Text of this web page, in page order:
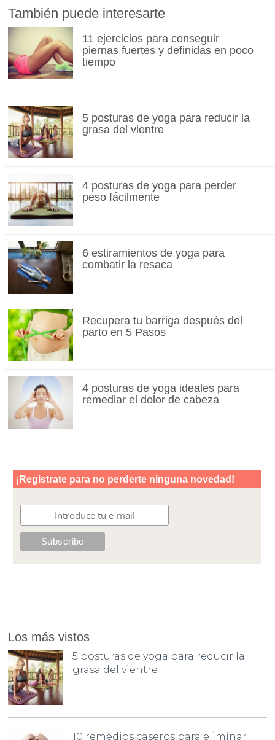
También puede interesarte
11 ejercicios para conseguir
piernas fuertes y definidas en poco
tiempo
5 posturas de yoga para reducir la
grasa del vientre
4 posturas de yoga para perder
peso fácilmente
6 estiramientos de yoga para
combatir la resaca
Recupera tu barriga después del
parto en 5 Pasos
4 posturas de yoga ideales para
remediar el dolor de cabeza
Los más vistos
5 posturas de yoga para reducir la
grasa del vientre
10 remedios caseros para eliminar